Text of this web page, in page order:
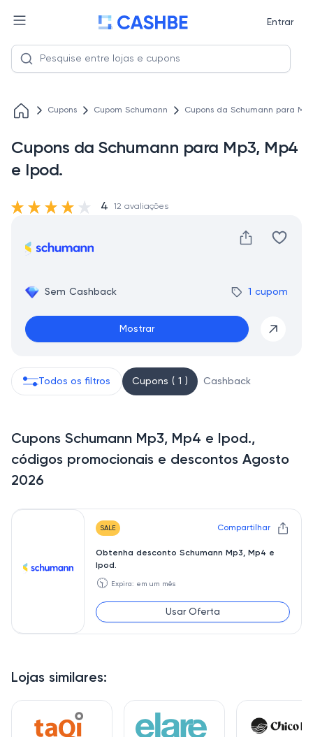
Entrar
Cupons Cupom Schumann Cupons da Schumann para
Cupons da Schumann para Mp3, Mp4
e Ipod.
Sem Cashback 1 cupom
Mostrar
4 12 avaliações
Lojas similares:
Todos os filtros Cupons ( 1 ) Cashback
Cupons Schumann Mp3, Mp4 e Ipod.,
códigos promocionais e descontos Agosto
2026
SALE Compartilhar
Obtenha desconto Schumann Mp3, Mp4 e
Ipod.
🕥 Expira: em um mês
Usar Oferta